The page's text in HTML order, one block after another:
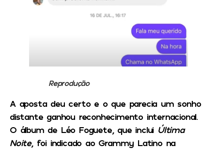
Reprodução
A aposta deu certo e o que parecia um sonho
distante ganhou reconhecimento internacional.
O álbum de Léo Foguete, que incluiÚltima
Noite, foi indicado ao Grammy Latino na